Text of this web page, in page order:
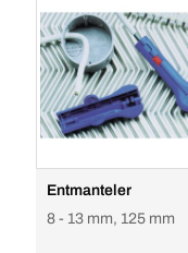
Entmanteler
8 - 13 mm, 125 mm